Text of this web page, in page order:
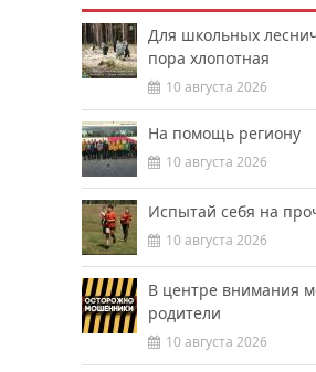
Для школьных
пора хлопотная
10 августа 2026
На помощь региону
10 августа 2026
Испытай себя на
10 августа 2026
В центре внимания
родители
10 августа 2026